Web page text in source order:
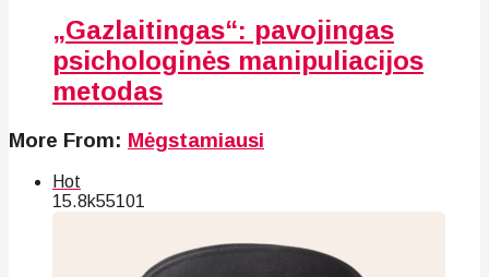
„Gazlaitingas“: pavojingas
psichologinės manipuliacijos
metodas
More From: Mėgstamiausi
Hot
15.8k55101